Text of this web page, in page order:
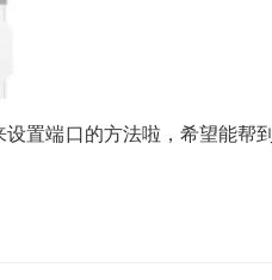
置端口的方法啦，希望能帮到